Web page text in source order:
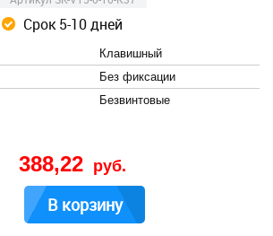
Срок 5-10 дней
Клавишный
Без фиксации
Безвинтовые
388,22 руб.
В корзину